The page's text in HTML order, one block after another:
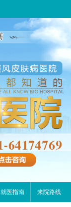
就医指南 来院路线